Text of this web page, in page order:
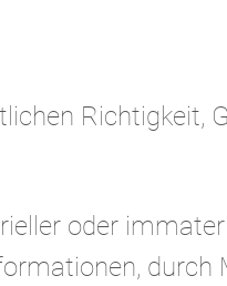
Richtigkeit,
oder
durch